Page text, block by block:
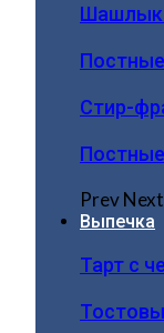
Шашлык
Стир-
PrevNext
Выпечка
Тарт с